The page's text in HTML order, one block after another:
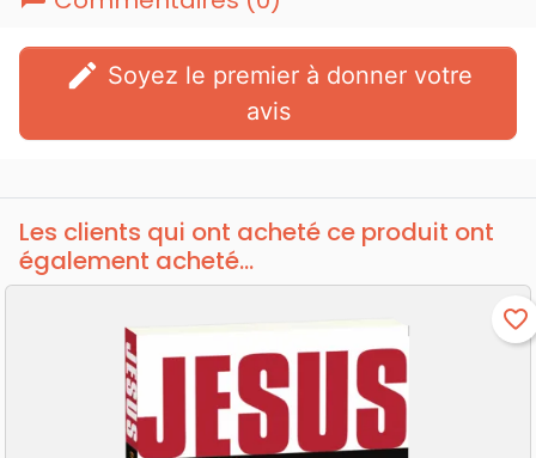
edit
avis
Les clients qui ont acheté ce produit ont
également acheté...
favorite_border